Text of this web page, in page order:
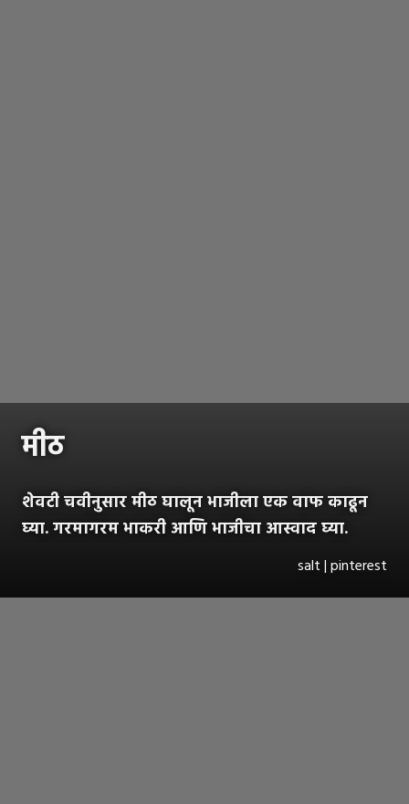
मीठ
शेवटी चवीनुसार मीठ घालून भाजीला एक वाफ काढून
घ्या. गरमागरम भाकरी आणि भाजीचा आस्वाद घ्या.
salt | pinterest